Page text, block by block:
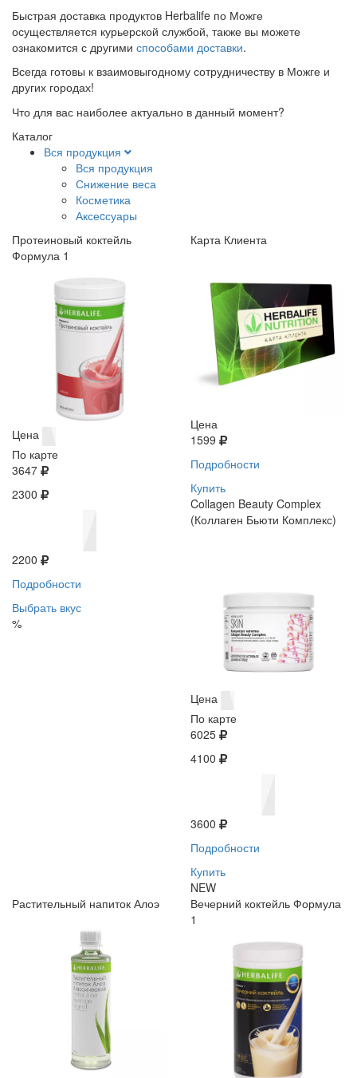
Быстрая доставка продуктов Herbalife по Можге
осуществляется курьерской службой, также вы можете
ознакомится с другими способами доставки.
Всегда готовы к взаимовыгодному сотрудничеству в Можге и
других городах!
Что для вас наиболее актуально в данный момент?
Каталог
Вся продукция
Вся продукция
Снижение веса
Косметика
Аксеcсуары
Протеиновый коктейль
Формула 1
Цена
По карте
3647
2300
2200
Подробности
Выбрать вкус
%
Карта Клиента
Цена
1599
Подробности
Купить
Collagen Beauty Complex
(Коллаген Бьюти Комплекс)
Цена
По карте
6025
4100
3600
Подробности
Купить
NEW
Растительный напиток Алоэ
Вечерний коктейль Формула
1